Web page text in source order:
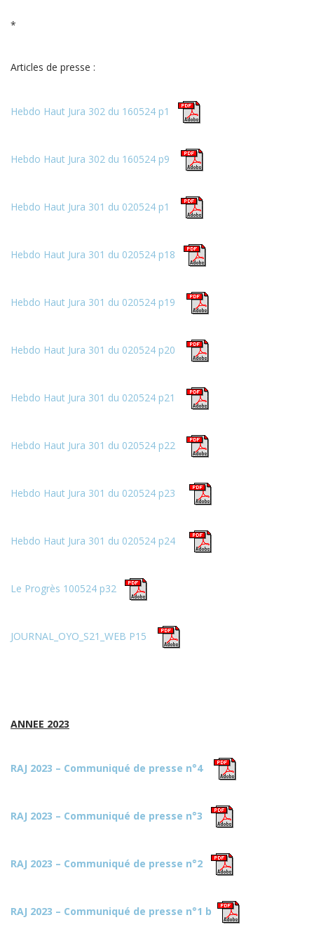
*
Articles de presse :
Hebdo Haut Jura 302 du 160524 p1
Hebdo Haut Jura 302 du 160524 p9
Hebdo Haut Jura 301 du 020524 p1
Hebdo Haut Jura 301 du 020524 p18
Hebdo Haut Jura 301 du 020524 p19
Hebdo Haut Jura 301 du 020524 p20
Hebdo Haut Jura 301 du 020524 p21
Hebdo Haut Jura 301 du 020524 p22
Hebdo Haut Jura 301 du 020524 p23
Hebdo Haut Jura 301 du 020524 p24
Le Progrès 100524 p32
JOURNAL_OYO_S21_WEB P15
ANNEE 2023
RAJ 2023 – Communiqué de presse n°4
RAJ 2023 – Communiqué de presse n°3
RAJ 2023 – Communiqué de presse n°2
RAJ 2023 – Communiqué de presse n°1 b